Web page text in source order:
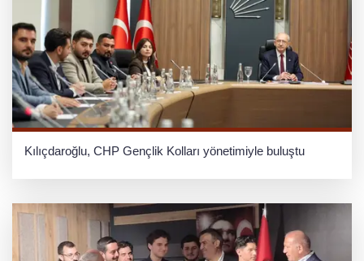
Kılıçdaroğlu, CHP Gençlik Kolları yönetimiyle buluştu